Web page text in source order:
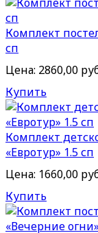
Комплект
сп
Цена: 2860,00
Купить
Комплект
«Евротур» 1.5 сп
Цена: 1660,00
Купить